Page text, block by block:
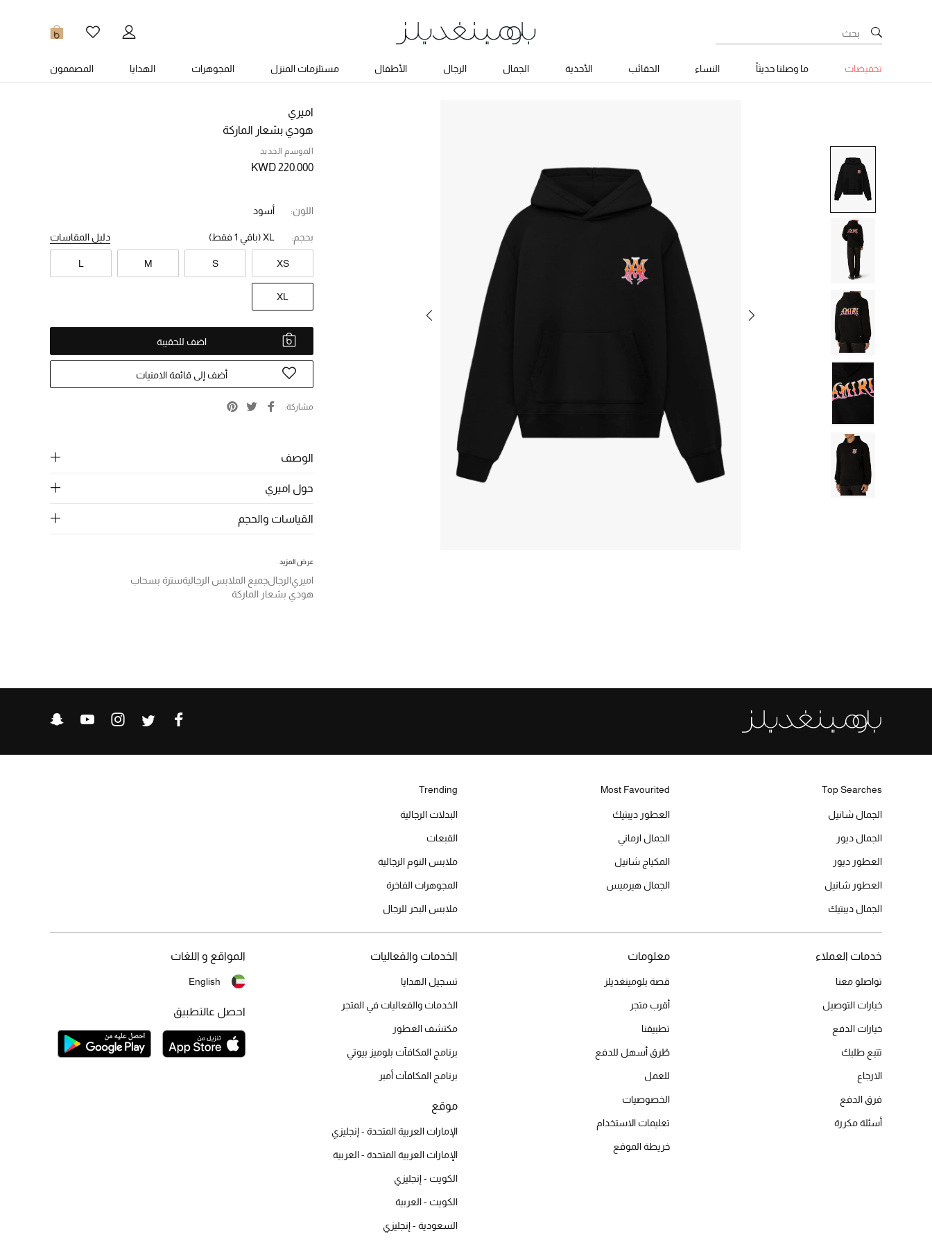
0
تخفيضات ما وصلنا حديثاً النساء الحقائب الأحذية الجمال الرجال الأطفال مستلزمات المنزل المجوهرات الهدايا المصممون
اميري
هودي بشعار الماركة
الموسم الجديد
KWD 220.000
اللون: أسود
بحجم: XL(باقي 1 فقط) دليل المقاسات
XS
S
M
L
XL
اضف للحقيبة
أضف إلى قائمة الامنيات
مشاركة
الوصف
حول اميري
القياسات والحجم
عرض المزيد
اميريالرجالجميع الملابس الرجاليةسترة بسحاب
هودي بشعار الماركة
Top Searches
الجمال شانيل
الجمال ديور
العطور ديور
العطور شانيل
الجمال ديبتيك
Most Favourited
العطور ديبتيك
الجمال ارماني
المكياج شانيل
الجمال هيرميس
Trending
البدلات الرجالية
القبعات
ملابس النوم الرجالية
المجوهرات الفاخرة
ملابس البحر للرجال
خدمات العملاء
تواصلو معنا
خيارات التوصيل
خيارات الدفع
تتبع طلبك
الارجاع
فرق الدفع
أسئلة مكررة
معلومات
قصة بلومينغديلز
أقرب متجر
تطبيقنا
طُرق أسهل للدفع
للعمل
الخصوصيات
تعليمات الاستخدام
خريطة الموقع
الخدمات والفعاليات
تسجيل الهدايا
الخدمات والفعاليات في المتجر
مكتشف العطور
برنامج المكافآت بلوميز بيوتي
برنامج المكافآت أمبر
موقع
الإمارات العربية المتحدة - إنجليزي
الإمارات العربية المتحدة - العربية
الكويت - إنجليزي
الكويت - العربية
السعودية - إنجليزي
المواقع و اللغات
English
احصل عالتطبيق